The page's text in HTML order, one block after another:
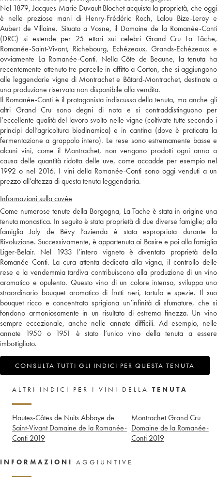
Nel 1879, Jacques-Marie Duvault Blochet acquista la proprietà, che oggi
è nelle preziose mani di Henry-Frédéric Roch, Lalou Bize-Leroy e
Aubert de Villaine. Situato a Vosne, il Domaine de la Romanée-Conti
(DRC) si estende per 25 ettari sui celebri Grand Cru La Tâche,
Romanée-Saint-Vivant, Richebourg, Echézeaux, Grands-Echézeaux e
ovviamente La Romanée-Conti. Nella Côte de Beaune, la tenuta ha
recentemente ottenuto tre parcelle in affitto a Corton, che si aggiungono
alle leggendarie vigne di Montrachet e Bâtard-Montrachet, destinate a
una produzione riservata non disponibile alla vendita.
Il Romanée-Conti è il protagonista indiscusso della tenuta, ma anche gli
altri Grand Cru sono degni di nota e si contraddistinguono per
l’eccellente qualità del lavoro svolto nelle vigne (coltivate tutte secondo i
principi dell’agricoltura biodinamica) e in cantina (dove è praticata la
fermentazione a grappolo intero). Le rese sono estremamente basse e
alcuni vini, come il Montrachet, non vengono prodotti ogni anno a
causa delle quantità ridotta delle uve, come accadde per esempio nel
1992 o nel 2016. I vini della Romanée-Conti sono oggi venduti a un
prezzo all’altezza di questa tenuta leggendaria.
Informazioni sulla cuvée
Come numerose tenute della Borgogna, La Tache è stata in origine una
tenuta monastica. In seguito è stata proprietà di due diverse famiglie; alla
famiglia Joly de Bévy l’azienda è stata espropriata durante la
Rivoluzione. Successivamente, è appartenuta ai Basire e poi alla famiglia
Liger-Belair. Nel 1933 l’intero vigneto è diventato proprietà della
Romanée Conti. La cura attenta dedicata alla vigna, il controllo delle
rese e la vendemmia tardiva contribuiscono alla produzione di un vino
aromatico e opulento. Questo vino di un colore intenso, sviluppa uno
straordinario bouquet aromatico di frutti neri, tartufo e spezie. Il suo
bouquet ricco e concentrato sprigiona un’infinità di sfumature, che si
fondono armoniosamente in un risultato di estrema finezza. Un vino
sempre eccezionale, anche nelle annate difficili. Ad esempio, nelle
annate 1950 o 1951 è stato l’unico vino della tenuta a essere
imbottigliato.
CONSULTA TUTTI GLI INDICI PER QUESTA TENUTA
ALTRI INDICI PER I VINI DELLA TENUTA
Hautes-Côtes de Nuits Abbaye de
Saint-Vivant Domaine de la Romanée-
Conti 2019
Montrachet Grand Cru
Domaine de la Romanée-
Conti 2019
INFORMAZIONI AGGIUNTIVE